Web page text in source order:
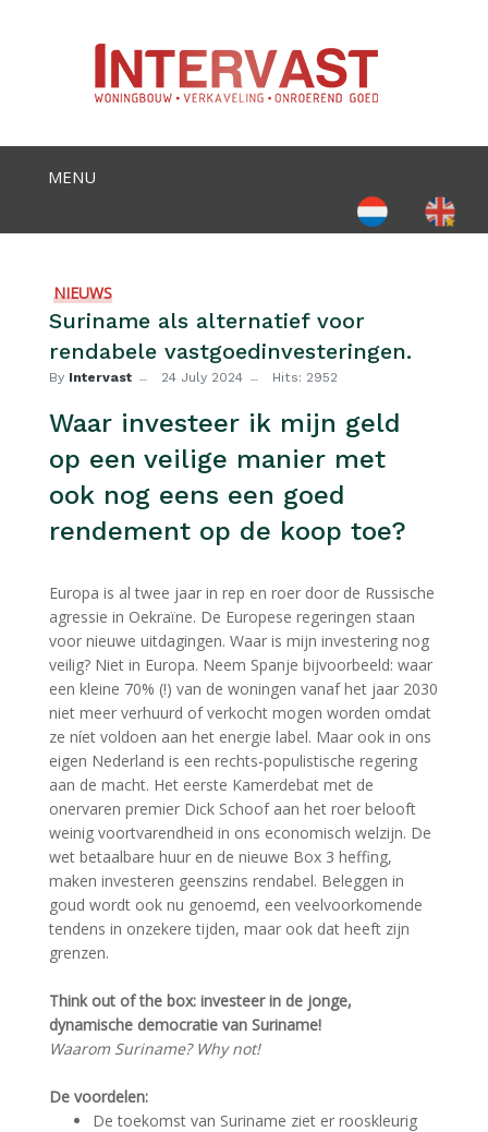
NIEUWS
Suriname als alternatief voor
rendabele vastgoedinvesteringen.
By Intervast 24 July 2024 Hits: 2952
Waar investeer ik mijn geld
op een veilige manier met
ook nog eens een goed
rendement op de koop toe?
Europa is al twee jaar in rep en roer door de Russische
agressie in Oekraïne. De Europese regeringen staan
voor nieuwe uitdagingen. Waar is mijn investering nog
veilig? Niet in Europa. Neem Spanje bijvoorbeeld: waar
een kleine 70% (!) van de woningen vanaf het jaar 2030
niet meer verhuurd of verkocht mogen worden omdat
ze níet voldoen aan het energie label. Maar ook in ons
eigen Nederland is een rechts-populistische regering
aan de macht. Het eerste Kamerdebat met de
onervaren premier Dick Schoof aan het roer belooft
weinig voortvarendheid in ons economisch welzijn. De
wet betaalbare huur en de nieuwe Box 3 heffing,
maken investeren geenszins rendabel. Beleggen in
goud wordt ook nu genoemd, een veelvoorkomende
tendens in onzekere tijden, maar ook dat heeft zijn
grenzen.
Think out of the box: investeer in de jonge,
dynamische democratie van Suriname!
Waarom Suriname? Why not!
De voordelen:
De toekomst van Suriname ziet er rooskleurig